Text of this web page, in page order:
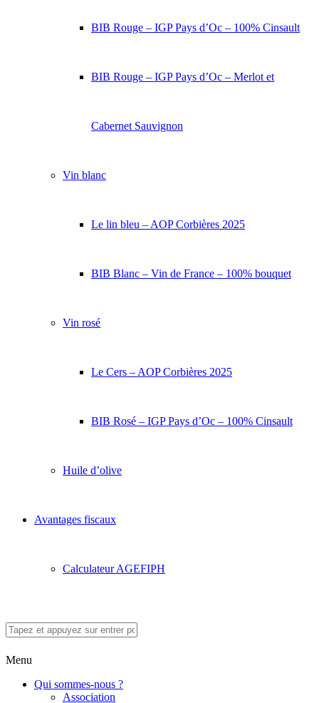
BIB Rouge – IGP Pays d’Oc – 100% Cinsault
BIB Rouge – IGP Pays d’Oc – Merlot et
Cabernet Sauvignon
Vin blanc
Le lin bleu – AOP Corbières 2025
BIB Blanc – Vin de France – 100% bouquet
Vin rosé
Le Cers – AOP Corbières 2025
BIB Rosé – IGP Pays d’Oc – 100% Cinsault
Huile d’olive
Avantages fiscaux
Calculateur AGEFIPH
Menu
Qui sommes-nous ?
Association